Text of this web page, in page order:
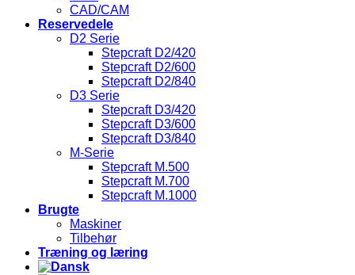
CAD/CAM
Reservedele
D2 Serie
Stepcraft D2/420
Stepcraft D2/600
Stepcraft D2/840
D3 Serie
Stepcraft D3/420
Stepcraft D3/600
Stepcraft D3/840
M-Serie
Stepcraft M.500
Stepcraft M.700
Stepcraft M.1000
Brugte
Maskiner
Tilbehør
Træning og læring